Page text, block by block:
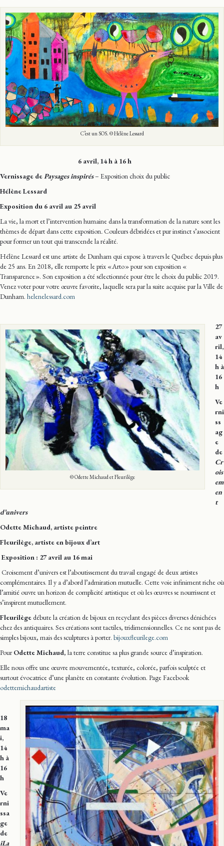
C’est un SOS. © Hélène Lessard
6 avril, 14 h à 16 h
Vernissage dePaysages inspirés– Exposition choix du public
Hélène Lessard
Exposition du 6 avril au 25 avril
La vie, la mort et l’intervention humaine dans la transformation de la nature sont les
thèmes de départ dans cette exposition.Couleurs débridées et pur instinct s’associent
pour former un tout qui transcende la réalité.
Hélène Lessard est une artiste de Dunham qui expose à travers le Québec depuis plus
de 25 ans. En 2018, elle remporte le prix « Arto » pour son exposition «
Transparence ». Son exposition a été sélectionnée pour être le choix du public 2019.
Venez voter pour votre œuvre favorite, laquelle sera par la suite acquise par la Ville de
Dunham. helenelessard.com
© Odette Michaud et Fleurilège
27
av
ril,
14
h à
16
h
Ve
rni
ss
ag
e
de
Cr
ois
em
en
t
d’univers
Odette Michaud, artiste peintre
Fleurilège, artiste en bijoux d’art
Exposition : 27 avril au 16 mai
Croisement d’univers est l’aboutissement du travail engagé de deux artistes
complémentaires. Il y a d’abord l’admiration mutuelle. Cette voie infiniment riche où
l’amitié ouvre un horizon de complicité artistique et où les œuvres se nourrissent et
s’inspirent mutuellement.
Fleurilègedébute la création de bijoux en recyclant des pièces diverses dénichées
chez des antiquaires. Ses créations sont tactiles, tridimensionnelles. Ce ne sont pas de
simples bijoux, mais des sculptures à porter. bijouxfleurilege.com
PourOdette Michaud, la terre constitue sa plus grande source d’inspiration.
Elle nous offre une œuvre mouvementée, texturée, colorée, parfois sculptée et
surtout évocatrice d’une planète en constante évolution. Page Facebook
odettemichaudartiste
18
ma
i,
14
h à
16
h
Ve
rni
ssa
ge
de
iLa